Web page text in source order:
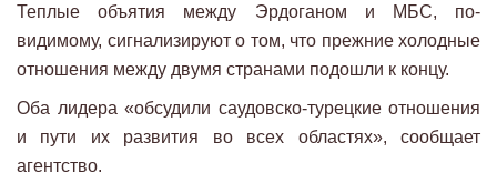
Теплые объятия между Эрдоганом и МБС, по-
видимому, сигнализируют о том, что прежние холодные
отношения между двумя странами подошли к концу.
Оба лидера «обсудили саудовско-турецкие отношения
и пути их развития во всех областях», сообщает
агентство.